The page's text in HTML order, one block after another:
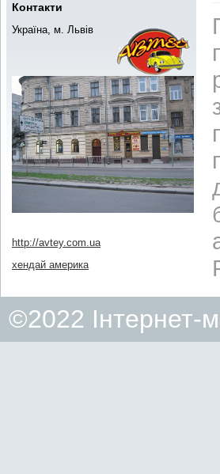
Контакти
Україна, м. Львів
http://avtey.com.ua
хендай америка
©2022 Інтернет-